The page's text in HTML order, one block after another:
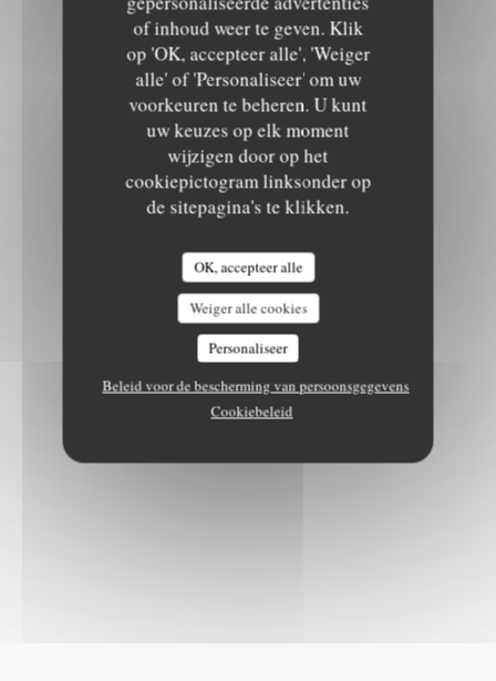
of inhoud weer te geven. Klik
op 'OK, accepteer alle', 'Weiger
alle' of 'Personaliseer' om uw
voorkeuren te beheren. U kunt
uw keuzes op elk moment
wijzigen door op het
cookiepictogram linksonder op
de sitepagina's te klikken.
OK, accepteer alle
Weiger alle cookies
Personaliseer
Beleid voor de bescherming van persoonsgegevens
Cookiebeleid